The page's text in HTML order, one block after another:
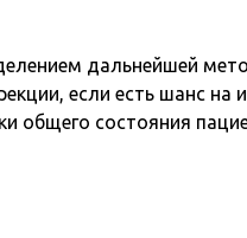
дальнейшей
если есть шанс на
общего состояния